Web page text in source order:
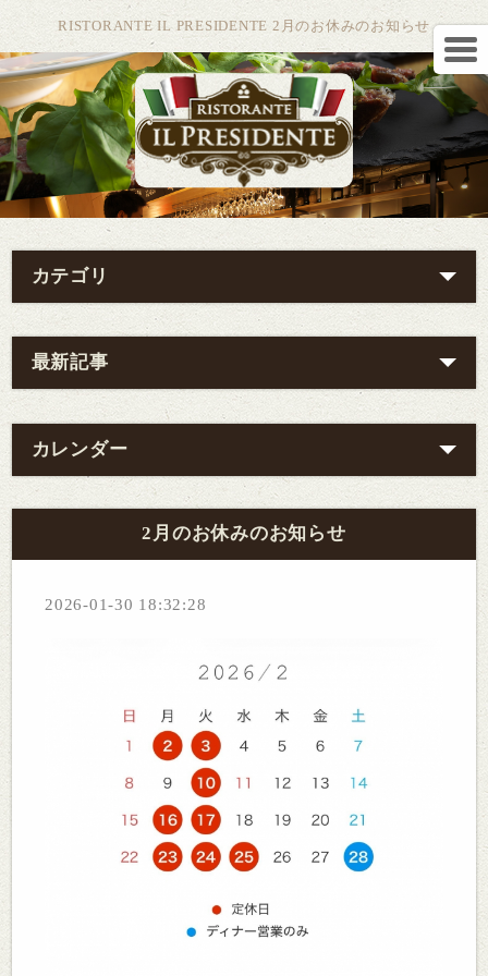
RISTORANTE IL PRESIDENTE 2月のお休みのお知らせ
カテゴリ
最新記事
カレンダー
2月のお休みのお知らせ
2026-01-30 18:32:28